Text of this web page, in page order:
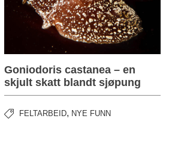
Goniodoris castanea – en
skjult skatt blandt sjøpung
FELTARBEID, NYE FUNN